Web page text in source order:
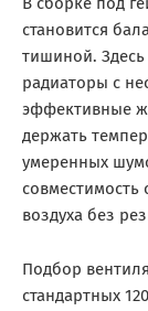
становится
тишиной.
радиаторы с
эффективные
держать
умеренных
совместимость
воздуха без
Подбор
стандартных